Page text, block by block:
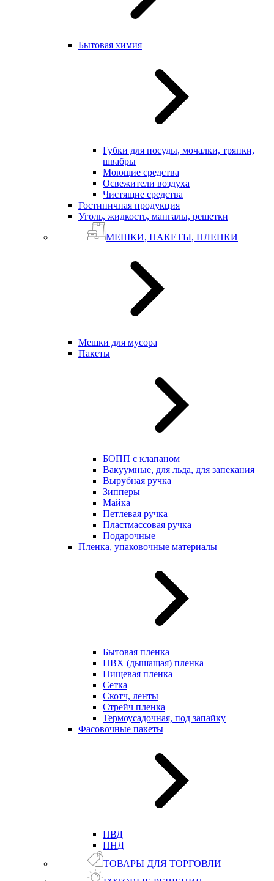
Бытовая химия
Губки для посуды, мочалки, тряпки,
швабры
Моющие средства
Освежители воздуха
Чистящие средства
Гостиничная продукция
Уголь, жидкость, мангалы, решетки
МЕШКИ, ПАКЕТЫ, ПЛЕНКИ
Мешки для мусора
Пакеты
БОПП с клапаном
Вакуумные, для льда, для запекания
Вырубная ручка
Зипперы
Майка
Петлевая ручка
Пластмассовая ручка
Подарочные
Пленка, упаковочные материалы
Бытовая пленка
ПВХ (дышащая) пленка
Пищевая пленка
Сетка
Скотч, ленты
Стрейч пленка
Термоусадочная, под запайку
Фасовочные пакеты
ПВД
ПНД
ТОВАРЫ ДЛЯ ТОРГОВЛИ